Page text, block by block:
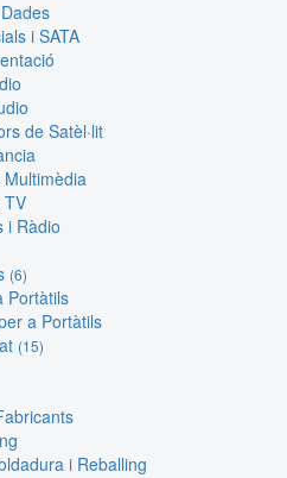
i SATA
de Satèl·lit
TV
i Ràdio
(6)
Portàtils
a Portàtils
(15)
i Reballing